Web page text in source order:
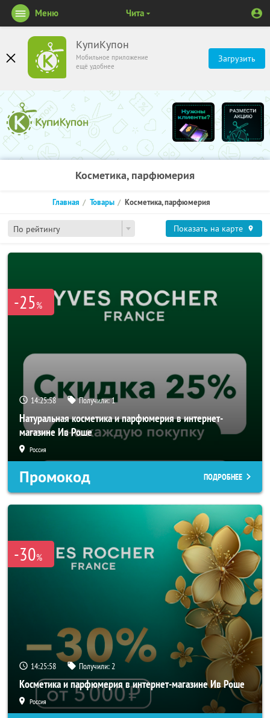
КупиКупон
Мобильное приложение
ещё удобнее
Загрузить
Меню Чита
Косметика, парфюмерия
По рейтингу
Главная Товары Косметика, парфюмерия
Показать на карте
-25%
14:25:58 Получили:1
Натуральная косметика и парфюмерия в интернет-
магазине Ив Роше
Россия
Промокод ПОДРОБНЕЕ
-30%
14:25:58 Получили:2
Косметика и парфюмерия в интернет-магазине Ив Роше
Россия